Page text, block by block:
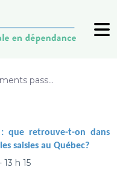
Événements passés (archive)
que retrouve-t-on dans
saisies au Québec?
h 15